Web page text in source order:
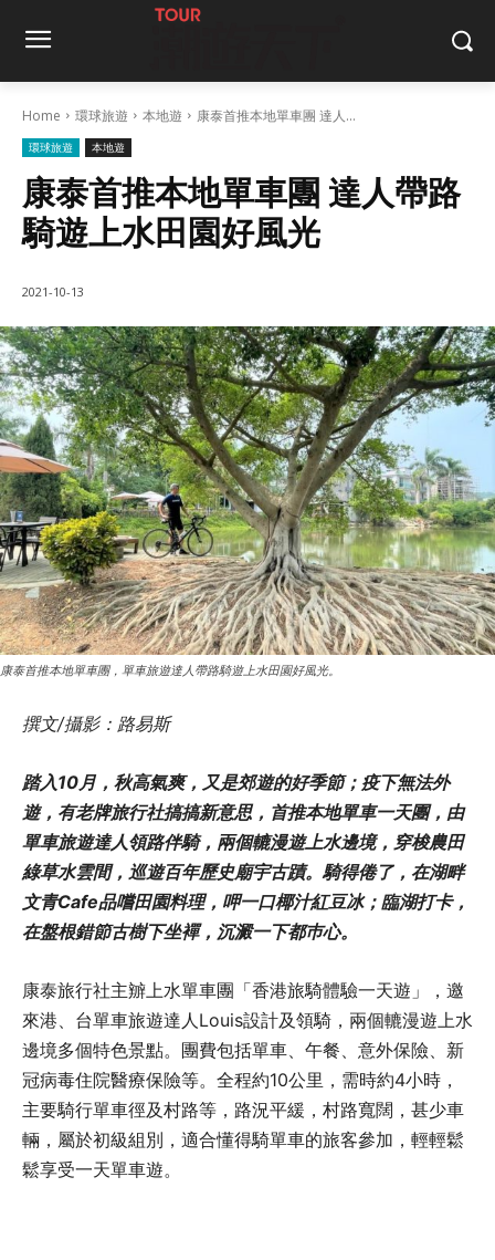
Home 環球旅遊 本地遊 康泰首推本地單車團 達人...
環球旅遊 本地遊
康泰首推本地單車團 達人帶路
騎遊上水田園好風光
2021-10-13
康泰首推本地單車團，單車旅遊達人帶路騎遊上水田園好風光。
撰文/攝影：路易斯
踏入10月，秋高氣爽，又是郊遊的好季節；疫下無法外
遊，有老牌旅行社搞搞新意思，首推本地單車一天團，由
單車旅遊達人領路伴騎，兩個轆漫遊上水邊境，穿梭農田
綠草水雲間，巡遊百年歷史廟宇古蹟。騎得倦了，在湖畔
文青Cafe品嚐田園料理，呷一口椰汁紅豆冰；臨湖打卡，
在盤根錯節古樹下坐襌，沉澱一下都巿心。
康泰旅行社主辧上水單車團「香港旅騎體驗一天遊」，邀
來港、台單車旅遊達人Louis設計及領騎，兩個轆漫遊上水
邊境多個特色景點。團費包括單車、午餐、意外保險、新
冠病毒住院醫療保險等。全程約10公里，需時約4小時，
主要騎行單車徑及村路等，路況平緩，村路寬闊，甚少車
輛，屬於初級組別，適合懂得騎單車的旅客參加，輕輕鬆
鬆享受一天單車遊。